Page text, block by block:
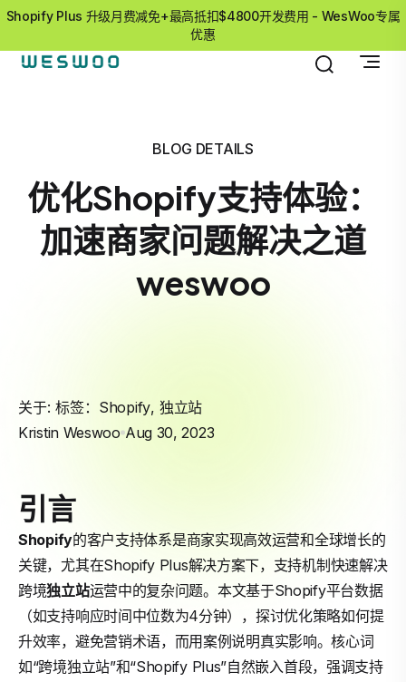
Shopify Plus 升级月费减免+最高抵扣$4800开发费用 - WesWoo专属
优惠
BLOG DETAILS
优化Shopify支持体验：
加速商家问题解决之道
weswoo
关于: 标签： Shopify, 独立站
Kristin Weswoo Aug 30, 2023
引言
Shopify的客户支持体系是商家实现高效运营和全球增长的
关键，尤其在Shopify Plus解决方案下，支持机制快速解决
跨境独立站运营中的复杂问题。本文基于Shopify平台数据
（如支持响应时间中位数为4分钟），探讨优化策略如何提
升效率，避免营销术语，而用案例说明真实影响。核心词
如“跨境独立站”和“Shopify Plus”自然嵌入首段，强调支持